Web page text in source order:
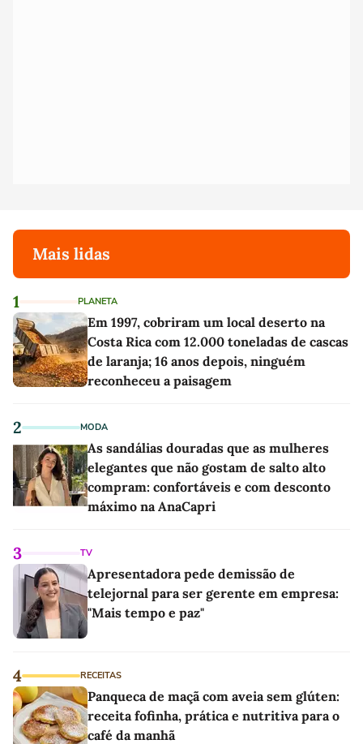
Mais lidas
1 PLANETA
Em 1997, cobriram um local deserto na
Costa Rica com 12.000 toneladas de cascas
de laranja; 16 anos depois, ninguém
reconheceu a paisagem
2 MODA
As sandálias douradas que as mulheres
elegantes que não gostam de salto alto
compram: confortáveis e com desconto
máximo na AnaCapri
3 TV
Apresentadora pede demissão de
telejornal para ser gerente em empresa:
"Mais tempo e paz"
4 RECEITAS
Panqueca de maçã com aveia sem glúten:
receita fofinha, prática e nutritiva para o
café da manhã